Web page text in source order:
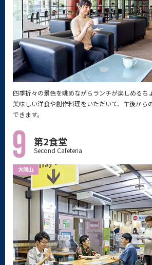
四季折々の景色を眺めながらランチが楽しめるち
美味しい洋食や創作料理をいただいて、午後から
できます。
第2食堂
Second Cafeteria
大岡山